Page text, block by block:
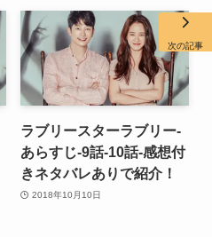
ラブリースターラブリー-
あらすじ-9話-10話-感想付
きネタバレありで紹介！
2018年10月10日
次の記事